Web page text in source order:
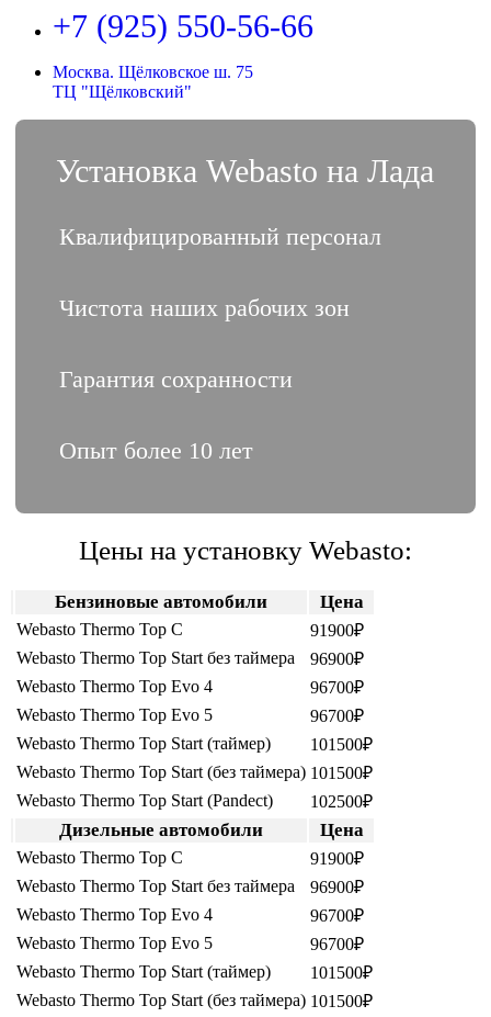
+7 (925) 550-56-66
Москва. Щёлковское ш. 75
ТЦ "Щёлковский"
Установка Webasto на Лада
Квалифицированный персонал
Чистота наших рабочих зон
Гарантия сохранности
Опыт более 10 лет
Цены на установку Webasto:
Бензиновые автомобили Цена
Webasto Thermo Top C
91900₽
Webasto Thermo Top Start без таймера
96900₽
Webasto Thermo Top Evo 4
96700₽
Webasto Thermo Top Evo 5
96700₽
Webasto Thermo Top Start (таймер)
101500₽
Webasto Thermo Top Start (без таймера) 101500₽
Webasto Thermo Top Start (Pandеct)
102500₽
Дизельные автомобили Цена
Webasto Thermo Top C
91900₽
Webasto Thermo Top Start без таймера
96900₽
Webasto Thermo Top Evo 4
96700₽
Webasto Thermo Top Evo 5
96700₽
Webasto Thermo Top Start (таймер)
101500₽
Webasto Thermo Top Start (без таймера) 101500₽